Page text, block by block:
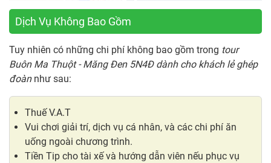
Dịch Vụ Không Bao Gồm
Tuy nhiên có những chi phí không bao gồm trong tour
Buôn Ma Thuột - Măng Đen 5N4Đ dành cho khách lẻ ghép
đoànnhư sau:
Thuế V.A.T
Vui chơi giải trí, dịch vụ cá nhân, và các chi phí ăn
uống ngoài chương trình.
Tiền Tip cho tài xế và hướng dẫn viên nếu phục vụ